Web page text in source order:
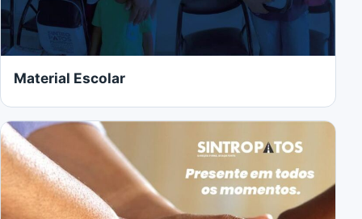
Material Escolar